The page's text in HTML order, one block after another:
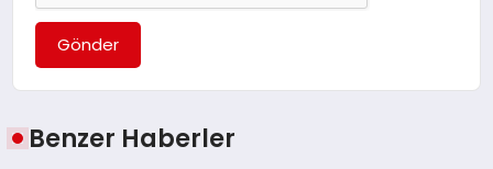
Gönder
Benzer Haberler